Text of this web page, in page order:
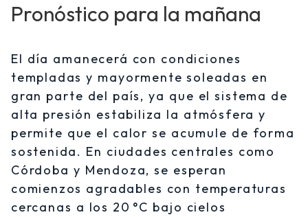
Pronóstico para la mañana
El día amanecerá con condiciones
templadas y mayormente soleadas en
gran parte del país, ya que el sistema de
alta presión estabiliza la atmósfera y
permite que el calor se acumule de forma
sostenida. En ciudades centrales como
Córdoba y Mendoza, se esperan
comienzos agradables con temperaturas
cercanas a los 20 °C bajo cielos